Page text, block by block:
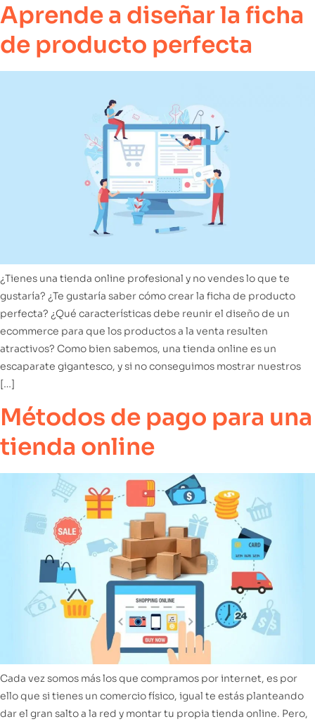
Aprende a diseñar la ficha
de producto perfecta
¿Tienes una tienda online profesional y no vendes lo que te
gustaría? ¿Te gustaría saber cómo crear la ficha de producto
perfecta? ¿Qué características debe reunir el diseño de un
ecommerce para que los productos a la venta resulten
atractivos? Como bien sabemos, una tienda online es un
escaparate gigantesco, y si no conseguimos mostrar nuestros
[…]
Métodos de pago para una
tienda online
Cada vez somos más los que compramos por internet, es por
ello que si tienes un comercio físico, igual te estás planteando
dar el gran salto a la red y montar tu propia tienda online. Pero,